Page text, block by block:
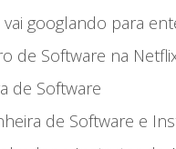
googlando para
de Software na
de Software
de Software e